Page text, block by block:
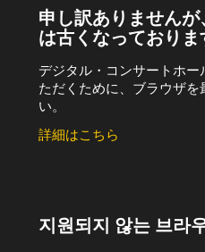
申し訳ありません
は古くなっておりま
デジタル・コンサートホ
ただくために、ブラウザを
い。
詳細はこちら
지원되지 않는 브라